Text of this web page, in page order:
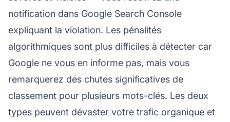
notification dans Google Search Console
expliquant la violation. Les pénalités
algorithmiques sont plus difficiles à détecter car
Google ne vous en informe pas, mais vous
remarquerez des chutes significatives de
classement pour plusieurs mots-clés. Les deux
types peuvent dévaster votre trafic organique et